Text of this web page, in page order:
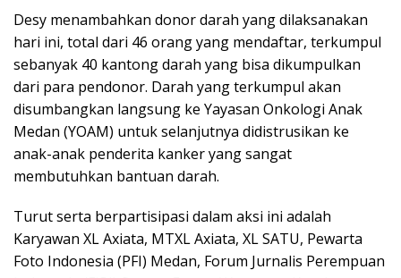
Desy menambahkan donor darah yang dilaksanakan
hari ini, total dari 46 orang yang mendaftar, terkumpul
sebanyak 40 kantong darah yang bisa dikumpulkan
dari para pendonor. Darah yang terkumpul akan
disumbangkan langsung ke Yayasan Onkologi Anak
Medan (YOAM) untuk selanjutnya didistrusikan ke
anak-anak penderita kanker yang sangat
membutuhkan bantuan darah.
Turut serta berpartisipasi dalam aksi ini adalah
Karyawan XL Axiata, MTXL Axiata, XL SATU, Pewarta
Foto Indonesia (PFI) Medan, Forum Jurnalis Perempuan